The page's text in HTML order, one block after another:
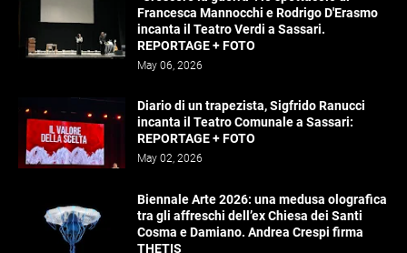
Francesca Mannocchi e Rodrigo D'Erasmo
incanta il Teatro Verdi a Sassari.
REPORTAGE + FOTO
May 06, 2026
Diario di un trapezista, Sigfrido Ranucci
incanta il Teatro Comunale a Sassari:
REPORTAGE + FOTO
May 02, 2026
Biennale Arte 2026: una medusa olografica
tra gli affreschi dell’ex Chiesa dei Santi
Cosma e Damiano. Andrea Crespi firma
THETIS